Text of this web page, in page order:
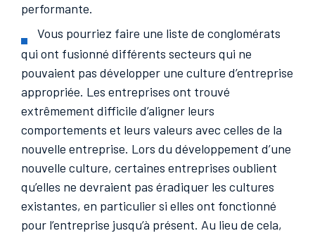
performante.
Vous pourriez faire une liste de conglomérats
qui ont fusionné différents secteurs qui ne
pouvaient pas développer une culture d’entreprise
appropriée. Les entreprises ont trouvé
extrêmement difficile d’aligner leurs
comportements et leurs valeurs avec celles de la
nouvelle entreprise. Lors du développement d’une
nouvelle culture, certaines entreprises oublient
qu’elles ne devraient pas éradiquer les cultures
existantes, en particulier si elles ont fonctionné
pour l’entreprise jusqu’à présent. Au lieu de cela,